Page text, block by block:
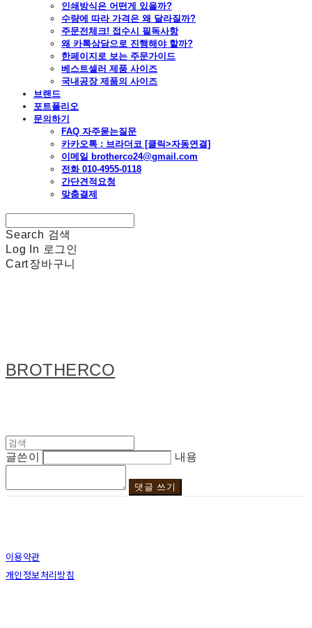
인쇄방식은 어떤게 있을까?
수량에 따라 가격은 왜 달라질까?
주문전체크! 접수시 필독사항
왜 카톡상담으로 진행해야 할까?
한페이지로 보는 주문가이드
베스트셀러 제품 사이즈
국내공장 제품의 사이즈
브랜드
포트폴리오
문의하기
FAQ 자주묻는질문
카카오톡 : 브라더코 [클릭>자동연결]
이메일 brotherco24@gmail.com
전화 010-4955-0118
간단견적요청
맞춤결제
Search 검색
Log In 로그인
Cart장바구니
BROTHERCO
글쓴이 내용
댓글 쓰기
이용약관
개인정보처리방침